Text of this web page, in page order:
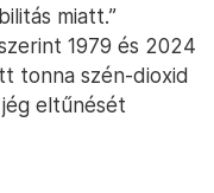
miatt.”
1979 és 2024
tonna szén-dioxid
eltűnését